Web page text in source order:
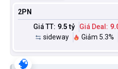
2PN
Giá TT: 9.5 tỷ Giá Deal:
sideway
Giảm 5.3%
🧠